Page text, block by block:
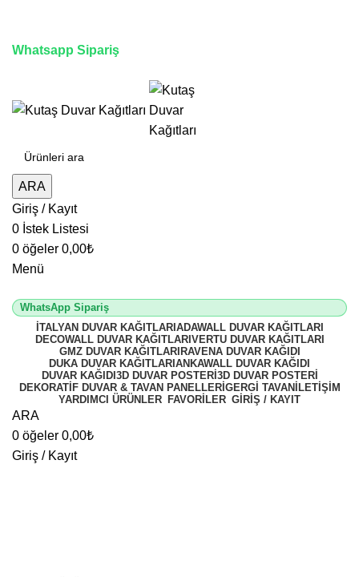
Whatsapp Sipariş
ARA
Giriş / Kayıt
0 İstek Listesi
0 öğeler 0,00₺
Menü
WhatsApp Sipariş
İTALYAN DUVAR KAĞITLARI ADAWALL DUVAR KAĞITLARI
DECOWALL DUVAR KAĞITLARI VERTU DUVAR KAĞITLARI
GMZ DUVAR KAĞITLARI RAVENA DUVAR KAĞIDI
DUKA DUVAR KAĞITLARI ANKAWALL DUVAR KAĞIDI
DUVAR KAĞIDI 3D DUVAR POSTERI 3D DUVAR POSTERI
DEKORATIF DUVAR & TAVAN PANELLERI GERGI TAVAN İLETIŞIM
YARDIMCI ÜRÜNLER FAVORİLER GİRİŞ / KAYIT
ARA
0 öğeler 0,00₺
Giriş / Kayıt